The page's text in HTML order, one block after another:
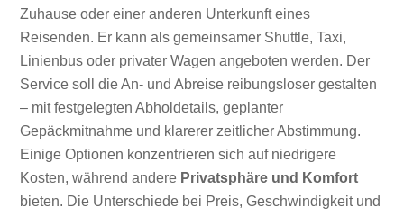
Zuhause oder einer anderen Unterkunft eines
Reisenden. Er kann als gemeinsamer Shuttle, Taxi,
Linienbus oder privater Wagen angeboten werden. Der
Service soll die An- und Abreise reibungsloser gestalten
– mit festgelegten Abholdetails, geplanter
Gepäckmitnahme und klarerer zeitlicher Abstimmung.
Einige Optionen konzentrieren sich auf niedrigere
Kosten, während andere Privatsphäre und Komfort
bieten. Die Unterschiede bei Preis, Geschwindigkeit und